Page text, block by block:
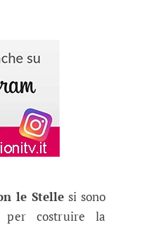
le Stelle si sono
costruire la